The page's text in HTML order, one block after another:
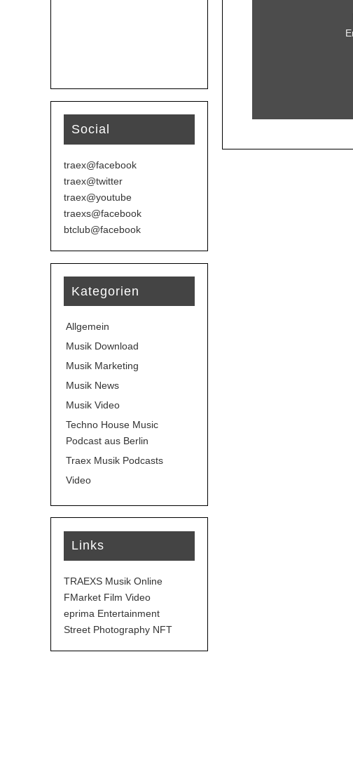
Social
traex@facebook
traex@twitter
traex@youtube
traexs@facebook
btclub@facebook
Kategorien
Allgemein
Musik Download
Musik Marketing
Musik News
Musik Video
Techno House Music
Podcast aus Berlin
Traex Musik Podcasts
Video
Links
TRAEXS Musik Online
FMarket Film Video
eprima Entertainment
Street Photography NFT